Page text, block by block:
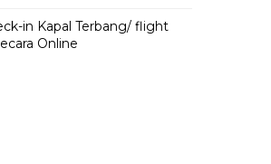
in Kapal Terbang/ flight
Online